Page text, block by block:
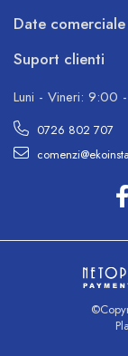
Date comerciale
Suport clienti
Luni - Vineri: 9:00
0726 802 707